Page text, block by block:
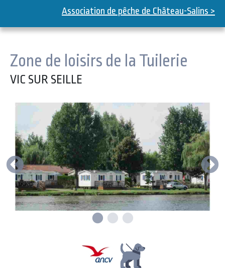
Association de pêche de Château-Salins >
Zone de loisirs de la Tuilerie
VIC SUR SEILLE